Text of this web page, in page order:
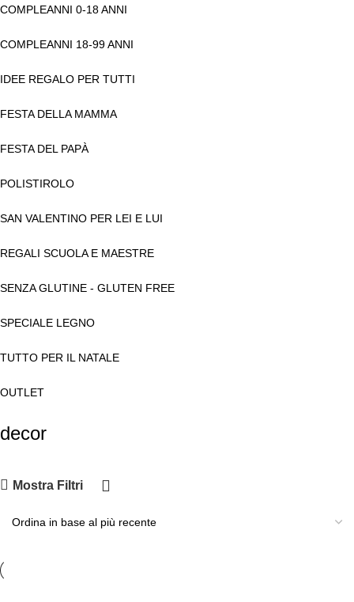
COMPLEANNI 0-18 ANNI
COMPLEANNI 18-99 ANNI
IDEE REGALO PER TUTTI
FESTA DELLA MAMMA
FESTA DEL PAPÀ
POLISTIROLO
SAN VALENTINO PER LEI E LUI
REGALI SCUOLA E MAESTRE
SENZA GLUTINE - GLUTEN FREE
SPECIALE LEGNO
TUTTO PER IL NATALE
OUTLET
decor
Mostra Filtri